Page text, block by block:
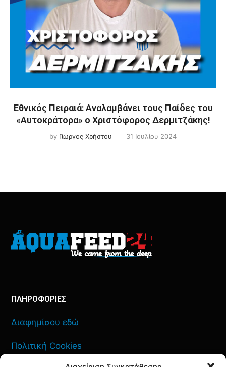
Εθνικός Πειραιά: Αναλαμβάνει τους Παίδες του
«Αυτοκράτορα» ο Χριστόφορος Δερμιτζάκης!
by Γιώργος Χρήστου 31 Ιουλίου 2024
ΠΛΗΡΟΦΟΡΙΕΣ
Διαφημίσου εδώ
Πολιτική Cookies